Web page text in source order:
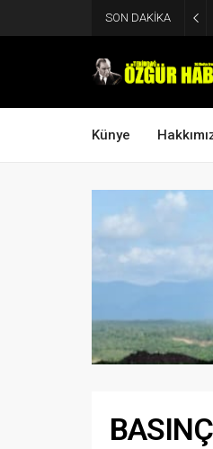
SON DAKİKA
Künye